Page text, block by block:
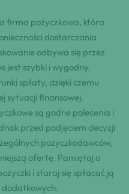
firma pożyczkowa, która
dostarczania
odbywa ‍się przez
jest ⁢szybki i wygodny.
spłaty, dzięki‍ czemu
sytuacji​ finansowej.
są ​godne⁢ polecenia ‌i
⁢przed podjęciem‍ decyzji
pożyczkodawców,
⁣ofertę. Pamiętaj o‌
i staraj ⁢się‍ spłacać ją
dodatkowych.